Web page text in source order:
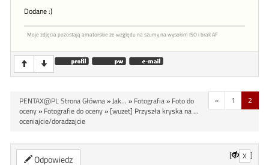
Dodane :)
Moje zdjęcia pozostają amatorskie ze względu na szumy na wysokim ISO i brak AF
« 1 2
PENTAX@PL Strona Główna»Jak... » Fotografia» Foto do
oceny» Fotografie do oceny» [wuzet] Przyszła kryska na ...
oceniajcie/doradzajcie
Odpowiedz [ X ]